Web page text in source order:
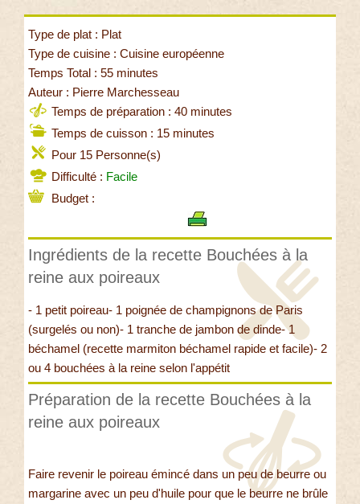
Type de plat : Plat
Type de cuisine : Cuisine européenne
Temps Total : 55 minutes
Auteur : Pierre Marchesseau
Temps de préparation : 40 minutes
Temps de cuisson : 15 minutes
Pour 15 Personne(s)
Difficulté : Facile
Budget :
Ingrédients de la recette Bouchées à la
reine aux poireaux
- 1 petit poireau- 1 poignée de champignons de Paris
(surgelés ou non)- 1 tranche de jambon de dinde- 1
béchamel (recette marmiton béchamel rapide et facile)- 2
ou 4 bouchées à la reine selon l'appétit
Préparation de la recette Bouchées à la
reine aux poireaux
Faire revenir le poireau émincé dans un peu de beurre ou
margarine avec un peu d'huile pour que le beurre ne brûle